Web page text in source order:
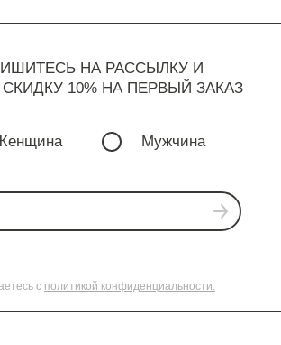
НА РАССЫЛКУ И
10% НА ПЕРВЫЙ ЗАКАЗ
Мужчина
с политикой конфиденциальности.